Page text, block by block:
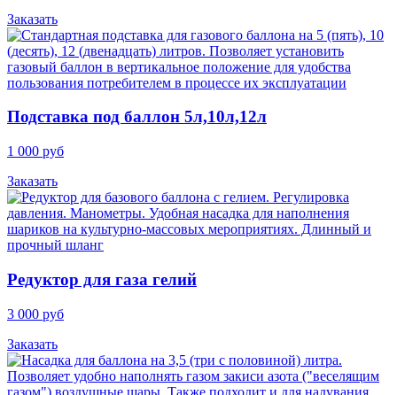
Заказать
Подставка под баллон 5л,10л,12л
1 000 руб
Заказать
Редуктор для газа гелий
3 000 руб
Заказать